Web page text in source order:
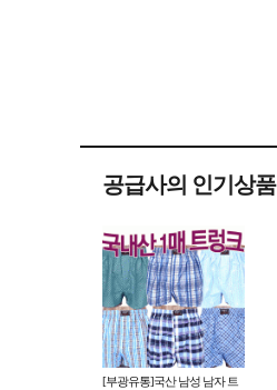
공급사의 인기상품
[부광유통]국산 남성 남자 트